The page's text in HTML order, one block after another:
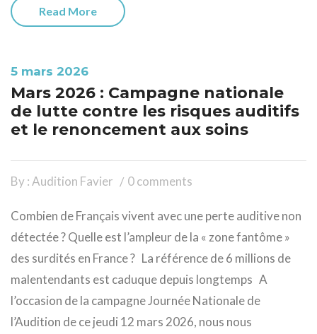
Read More
5 mars 2026
Mars 2026 : Campagne nationale
de lutte contre les risques auditifs
et le renoncement aux soins
By : Audition Favier 0 comments
Combien de Français vivent avec une perte auditive non
détectée ? Quelle est l’ampleur de la « zone fantôme »
des surdités en France ? La référence de 6 millions de
malentendants est caduque depuis longtemps A
l’occasion de la campagne Journée Nationale de
l’Audition de ce jeudi 12 mars 2026, nous nous